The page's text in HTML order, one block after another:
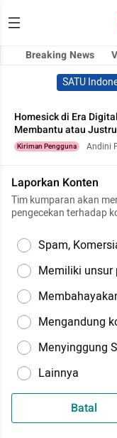
Breaking News
SATU
Homesick di Era
Membantu atau
Kiriman Pengguna Andini
Laporkan Konten
Tim kumparan akan
pengecekan terhadap
Spam,
Memiliki unsur
Mengandung
Menyinggung
Lainnya
Batal